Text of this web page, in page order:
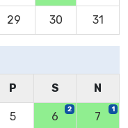
29 30 31
P S N
5 6
2
7
1